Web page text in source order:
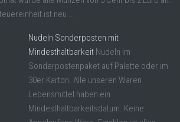
ist neu ...
Nudeln Sonderposten mit
Mindesthaltbarkeit Nudeln im
Sonderpostenpaket auf Palette oder im
30er Karton. Alle unseren Waren
Lebensmittel haben ein
Mindesthaltbarkeitsdatum. Keine